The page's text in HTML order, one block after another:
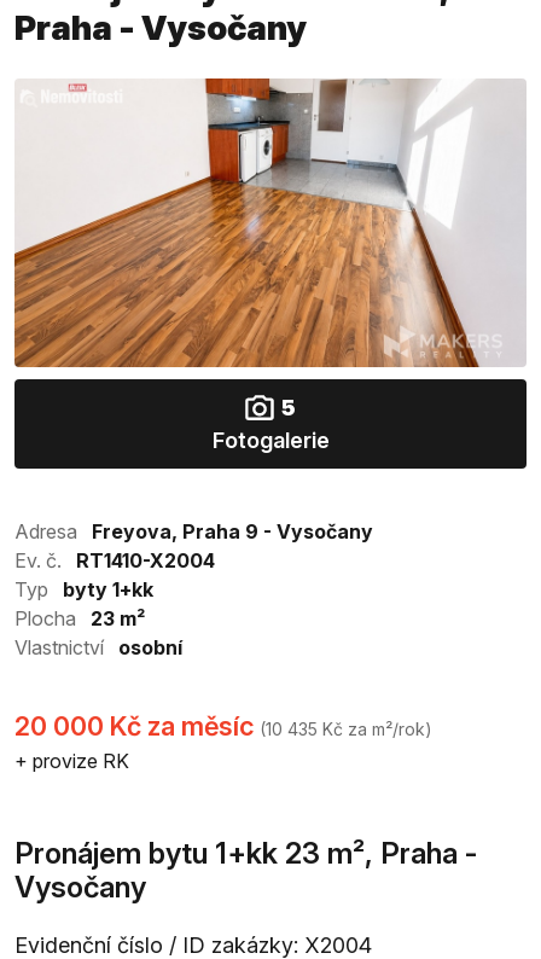
Praha - Vysočany
5
Fotogalerie
Adresa
Freyova, Praha 9 - Vysočany
Ev. č.
RT1410-X2004
Typ
byty 1+kk
Plocha
23 m²
Vlastnictví
osobní
20 000 Kč za měsíc (10 435 Kč za m²/rok)
+ provize RK
Pronájem bytu 1+kk 23 m², Praha -
Vysočany
Evidenční číslo / ID zakázky: X2004